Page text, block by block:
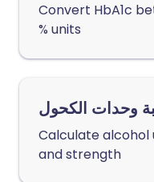
Convert HbA1c
% units
وحدات الكحول
Calculate alcohol
and strength